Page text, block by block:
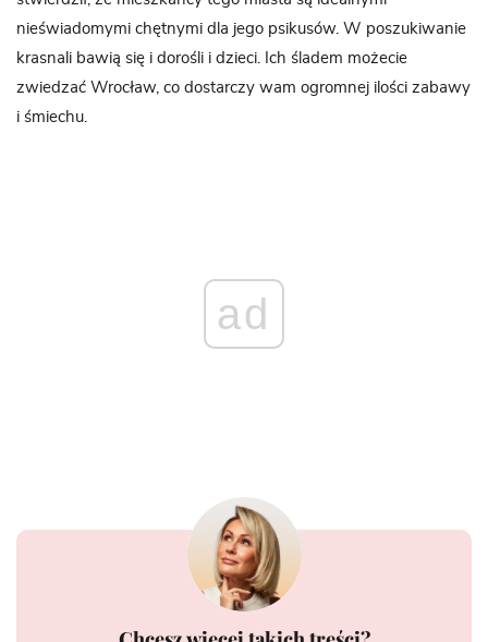
nieświadomymi chętnymi dla jego psikusów. W poszukiwanie
krasnali bawią się i dorośli i dzieci. Ich śladem możecie
zwiedzać Wrocław, co dostarczy wam ogromnej ilości zabawy
i śmiechu.
ad